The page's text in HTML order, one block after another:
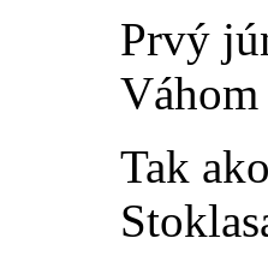
Prvý
Tak